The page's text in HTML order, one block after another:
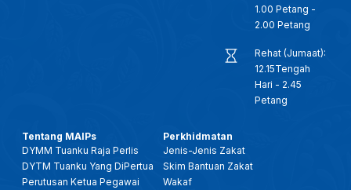
1.00 Petang -
2.00 Petang
Rehat (Jumaat):
12.15Tengah
Hari - 2.45
Petang
Tentang MAIPs
DYMM Tuanku Raja Perlis
DYTM Tuanku Yang DiPertua
Perutusan Ketua Pegawai
Perkhidmatan
Jenis-Jenis Zakat
Skim Bantuan Zakat
Wakaf